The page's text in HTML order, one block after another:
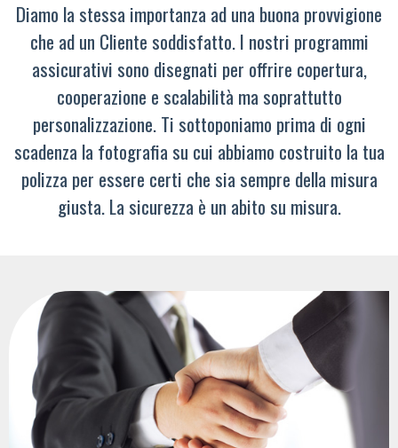
Diamo la stessa importanza ad una buona provvigione
che ad un Cliente soddisfatto. I nostri programmi
assicurativi sono disegnati per offrire copertura,
cooperazione e scalabilità ma soprattutto
personalizzazione. Ti sottoponiamo prima di ogni
scadenza la fotografia su cui abbiamo costruito la tua
polizza per essere certi che sia sempre della misura
giusta. La sicurezza è un abito su misura.